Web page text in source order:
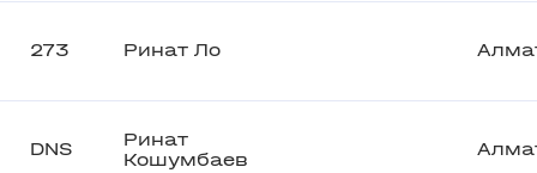
273 Ринат Ло
DNS
Ринат
Кошумбаев